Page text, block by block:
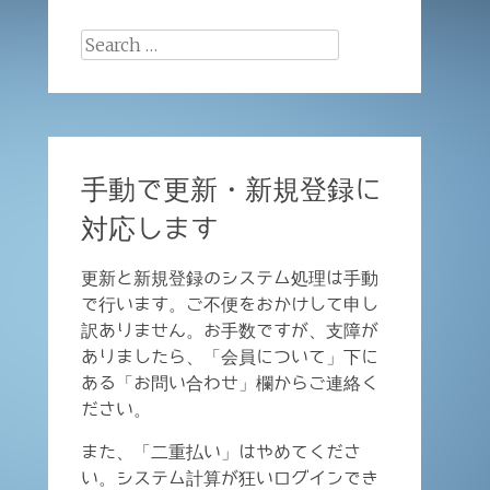
Search
手動で更新・新規登録に
対応します
更新と新規登録のシステム処理は手動
で行います。ご不便をおかけして申し
訳ありません。お手数ですが、支障が
ありましたら、「会員について」下に
ある「お問い合わせ」欄からご連絡く
ださい。
また、「二重払い」はやめてくださ
い。システム計算が狂いログインでき